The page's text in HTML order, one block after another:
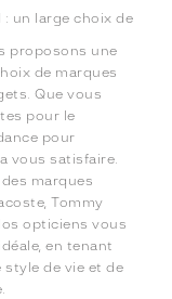
un large choix de
proposons une
de marques
Que vous
pour le
pour
vous satisfaire.
marques
Tommy
opticiens vous
en tenant
de vie et de